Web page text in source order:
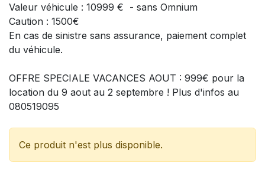
Valeur véhicule : 10999 € - sans Omnium
Caution : 1500€
En cas de sinistre sans assurance, paiement complet
du véhicule.
OFFRE SPECIALE VACANCES AOUT : 999€ pour la
location du 9 aout au 2 septembre ! Plus d'infos au
080519095
Ce produit n'est plus disponible.